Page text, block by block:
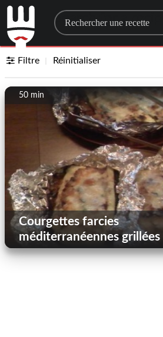
Search for a recipe
Filtre Réinitialiser
50 min
Courgettes farcies
méditerranéennes grillées